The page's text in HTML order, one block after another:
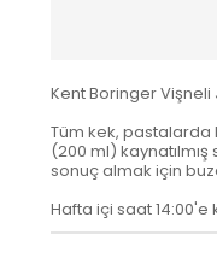
Kent Boringer Vişneli
Tüm kek, pastalarda
(200 ml)
sonuç almak için
Hafta içi saat